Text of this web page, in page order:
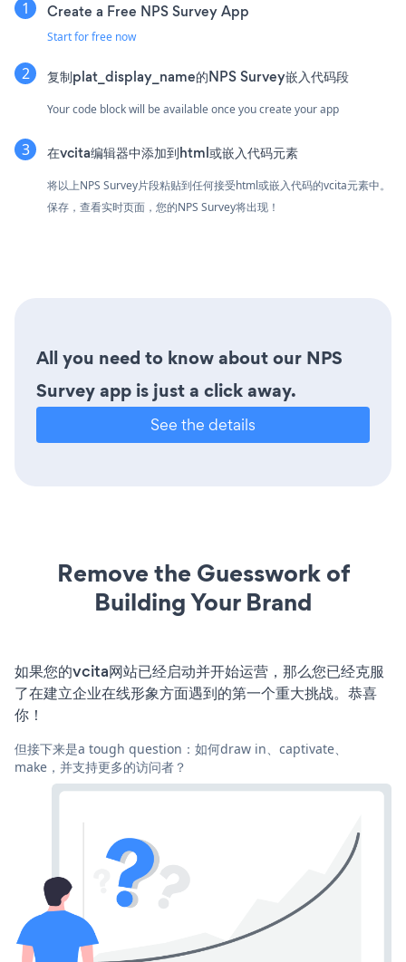
Create a Free NPS Survey App
Start for free now
复制plat_display_name的NPS Survey嵌入代码段
Your code block will be available once you create your app
在vcita编辑器中添加到html或嵌入代码元素
将以上NPS Survey片段粘贴到任何接受html或嵌入代码的vcita元素中。
保存，查看实时页面，您的NPS Survey将出现！
All you need to know about our NPS
Survey app is just a click away.
See the details
Remove the Guesswork of
Building Your Brand
如果您的vcita网站已经启动并开始运营，那么您已经克服
了在建立企业在线形象方面遇到的第一个重大挑战。恭喜
你！
但接下来是a tough question：如何draw in、captivate、
make，并支持更多的访问者？